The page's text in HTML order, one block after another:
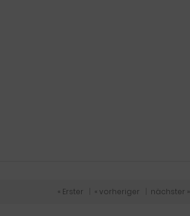
« Erster « vorheriger nächster »